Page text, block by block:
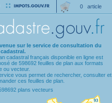
sur le service de consultation du
cadastral français disponible en ligne est
de 598692 feuilles de plan aux formats
ou vecteur.
vous permet de rechercher, consulter et
ces feuilles de plan.
plans vecteurs
0 article